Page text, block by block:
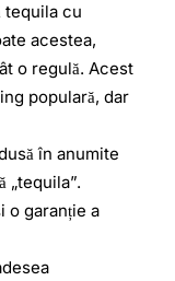
tequila cu
acestea,
o regulă. Acest
populară, dar
în anumite
o garanție a